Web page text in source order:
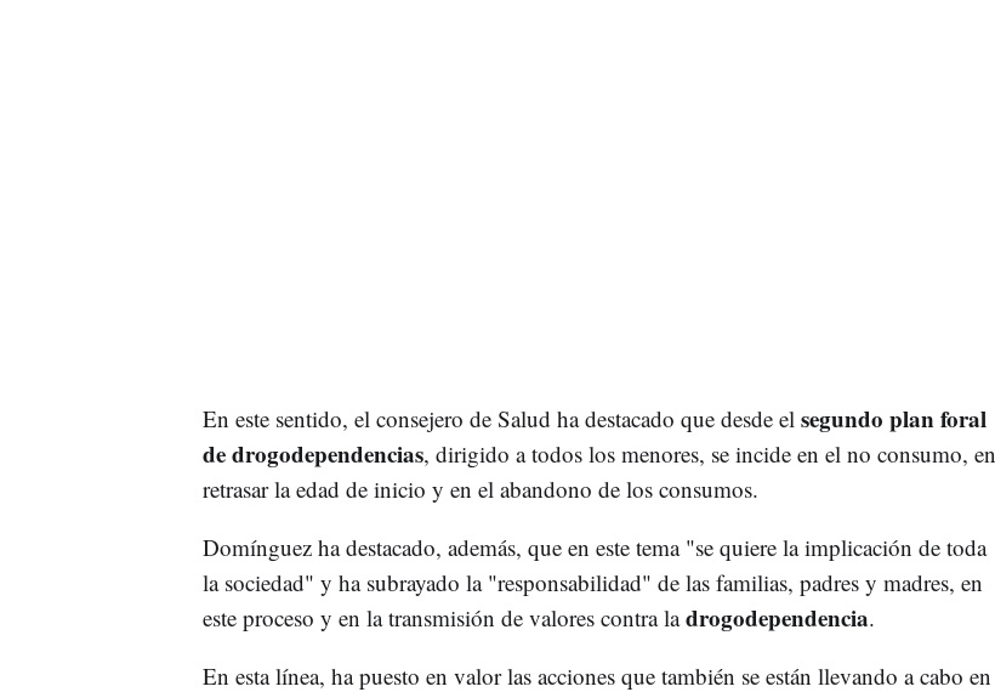
En este sentido, el consejero de Salud ha destacado que desde el segundo plan foral
de drogodependencias, dirigido a todos los menores, se incide en el no consumo, en
retrasar la edad de inicio y en el abandono de los consumos.
Domínguez ha destacado, además, que en este tema "se quiere la implicación de toda
la sociedad" y ha subrayado la "responsabilidad" de las familias, padres y madres, en
este proceso y en la transmisión de valores contra ladrogodependencia.
En esta línea, ha puesto en valor las acciones que también se están llevando a cabo en